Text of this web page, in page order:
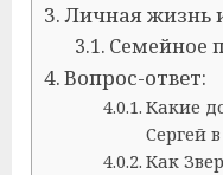
Личная жизнь
Семейное
Вопрос-ответ:
Какие
Сергей
Как